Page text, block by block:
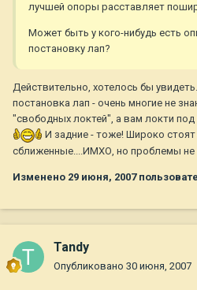
лучшей опоры расставляет
Может быть у кого-нибудь есть
постановку лап?
Действительно, хотелось бы
постановка лап - очень многие не
"свободных локтей", а вам локти под
И задние - тоже! Широко
сближенные....ИМХО, но проблемы не
Изменено 29 июня, 2007
Tandy
Опубликовано 30 июня, 2007